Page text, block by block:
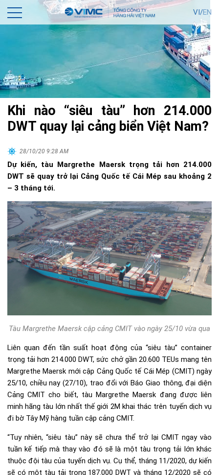
VI/EN
Khi nào “siêu tàu” hơn 214.000
DWT quay lại cảng biển Việt Nam?
28/10/20 9:28 AM
Dự kiến, tàu Margrethe Maersk trọng tải hơn 214.000
DWT sẽ quay trở lại Cảng Quốc tế Cái Mép sau khoảng 2
– 3 tháng tới.
Tàu Margrethe Maersk cập cảng CMIT vào ngày 25/10 vừa qua
Liên quan đến tần suất hoạt động của “siêu tàu” container
trọng tải hơn 214.000 DWT, sức chở gần 20.600 TEUs mang tên
Margrethe Maersk mới cập Cảng Quốc tế Cái Mép (CMIT) ngày
25/10, chiều nay (27/10), trao đổi với Báo Giao thông, đại diện
Cảng CMIT cho biết, tàu Margrethe Maersk đang được liên
minh hãng tàu lớn nhất thế giới 2M khai thác trên tuyến dịch vụ
đi bờ Tây Mỹ hàng tuần cập cảng CMIT.
“Tuy nhiên, “siêu tàu” này sẽ chưa thể trở lại CMIT ngay vào
tuần kế tiếp mà thay vào đó sẽ là một tàu trọng tải lớn khác
thuộc đội tàu của tuyến dịch vụ. Cụ thể, tháng 11/2020, dự kiến
sẽ có một tàu tải trọng 187.000 DWT và tháng 12/2020 sẽ có